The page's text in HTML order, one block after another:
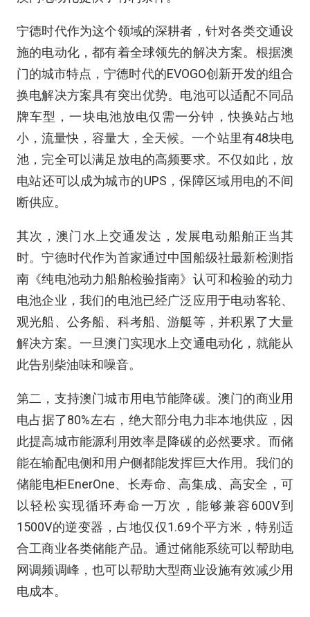
宁德时代作为这个领域的深耕者，针对各类交通设
施的电动化，都有着全球领先的解决方案。根据澳
门的城市特点，宁德时代的EVOGO创新开发的组合
换电解决方案具有突出优势。电池可以适配不同品
牌车型，一块电池放电仅需一分钟，快换站占地
小，流量快，容量大，全天候。一个站里有48块电
池，完全可以满足放电的高频要求。不仅如此，放
电站还可以成为城市的UPS，保障区域用电的不间
断供应。
其次，澳门水上交通发达，发展电动船舶正当其
时。宁德时代作为首家通过中国船级社最新检测指
南《纯电池动力船舶检验指南》认可和检验的动力
电池企业，我们的电池已经广泛应用于电动客轮、
观光船、公务船、科考船、游艇等，并积累了大量
解决方案。一旦澳门实现水上交通电动化，就能从
此告别柴油味和噪音。
第二，支持澳门城市用电节能降碳。澳门的商业用
电占据了80%左右，绝大部分电力非本地供应，因
此提高城市能源利用效率是降碳的必然要求。而储
能在输配电侧和用户侧都能发挥巨大作用。我们的
储能电柜EnerOne、长寿命、高集成、高安全，可
以轻松实现循环寿命一万次，能够兼容600V到
1500V的逆变器，占地仅仅1.69个平方米，特别适
合工商业各类储能产品。通过储能系统可以帮助电
网调频调峰，也可以帮助大型商业设施有效减少用
电成本。